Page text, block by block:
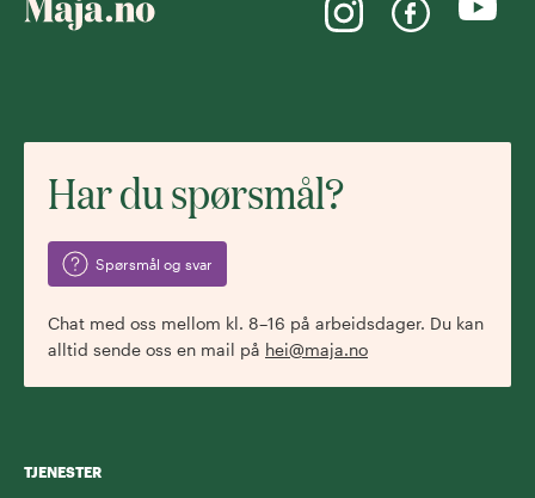
Har du spørsmål?
Spørsmål og svar
Chat med oss mellom kl. 8–16 på arbeidsdager. Du kan
alltid sende oss en mail på hei@maja.no
TJENESTER